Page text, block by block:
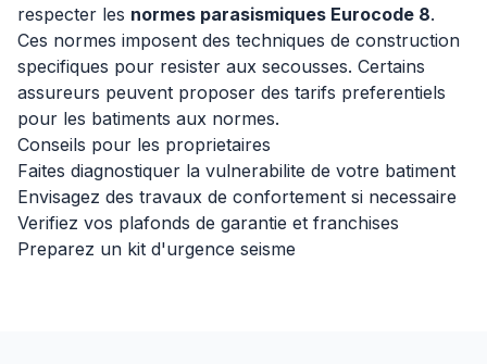
respecter les normes parasismiques Eurocode 8.
Ces normes imposent des techniques de construction
specifiques pour resister aux secousses. Certains
assureurs peuvent proposer des tarifs preferentiels
pour les batiments aux normes.
Conseils pour les proprietaires
Faites diagnostiquer la vulnerabilite de votre batiment
Envisagez des travaux de confortement si necessaire
Verifiez vos plafonds de garantie et franchises
Preparez un kit d'urgence seisme